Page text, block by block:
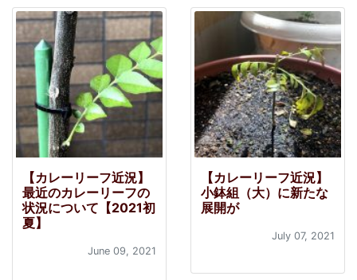
【カレーリーフ近況】
最近のカレーリーフの
状況について【2021初
夏】
June 09, 2021
【カレーリーフ近況】
小鉢組（大）に新たな
展開が
July 07, 2021